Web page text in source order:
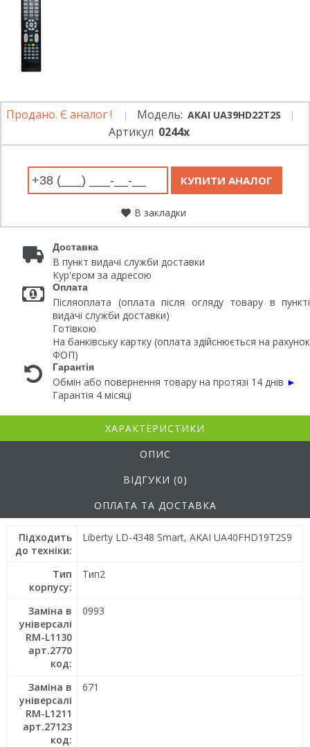
Продано. Є аналог ! Модель: AKAI UA39HD22T2S
Артикул 0244x
В закладки
Доставка
В пункт видачі служби доставки
Кур'єром за адресою
Оплата
Післяоплата (оплата після огляду товару в пункті
видачі служби доставки)
Готівкою
На банківську картку (оплата здійснюється на рахунок
ФОП)
Гарантія
Обмін або повернення товару на протязі 14 днів ►
Гарантія 4 місяці
ХАРАКТЕРИСТИКИ
ОПИС
ВІДГУКИ (0)
ОПЛАТА ТА ДОСТАВКА
Підходить
до техніки:
Liberty LD-4348 Smart, AKAI UA40FHD19T2S9
Тип
корпусу:
Тип2
Заміна в
універсалі
RM-L1130
арт.2770
код:
0993
Заміна в
універсалі
RM-L1211
арт.27123
код:
671